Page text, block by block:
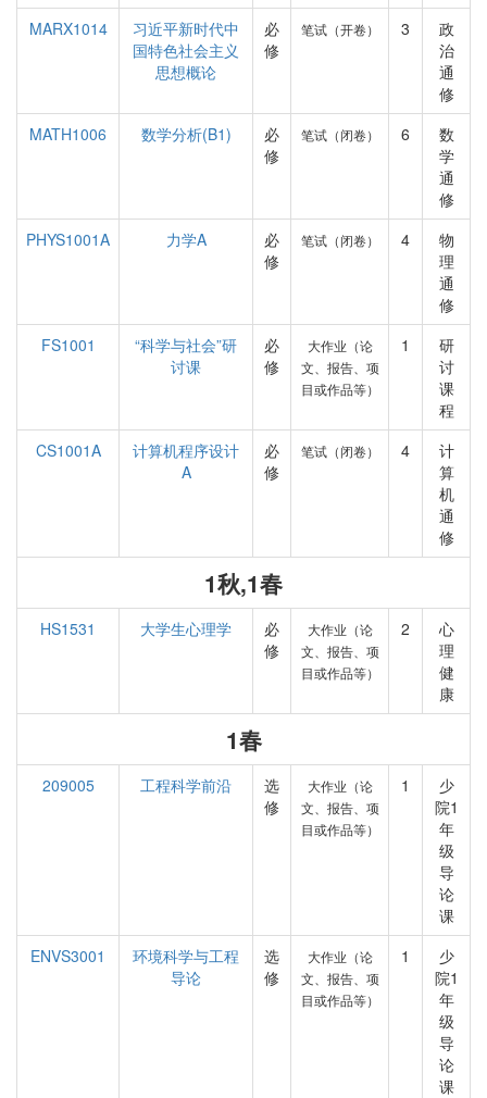
MARX1014
习近平新时代中
国特色社会主义
思想概论
必
修
笔试（开卷） 3
政
治
通
修
MATH1006
数学分析(B1)
必
修
笔试（闭卷） 6
数
学
通
修
PHYS1001A
力学A
必
修
笔试（闭卷） 4
物
理
通
修
FS1001
“科学与社会”研
讨课
必
修
大作业（论
文、报告、项
目或作品等）
1
研
讨
课
程
CS1001A
计算机程序设计
A
必
修
笔试（闭卷） 4
计
算
机
通
修
1秋,1春
HS1531 大学生心理学
必
修
大作业（论
文、报告、项
目或作品等）
2
心
理
健
康
1春
209005 工程科学前沿
选
修
大作业（论
文、报告、项
目或作品等）
1
少
院1
年
级
导
论
课
ENVS3001
环境科学与工程
导论
选
修
大作业（论
文、报告、项
目或作品等）
1
少
院1
年
级
导
论
课